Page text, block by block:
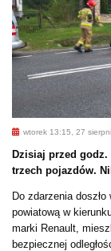
wtorek 13:15, 27
Dzisiaj przed godz.
trzech pojazdów.
Do zdarzenia
powiatową w
marki Renault,
bezpiecznej